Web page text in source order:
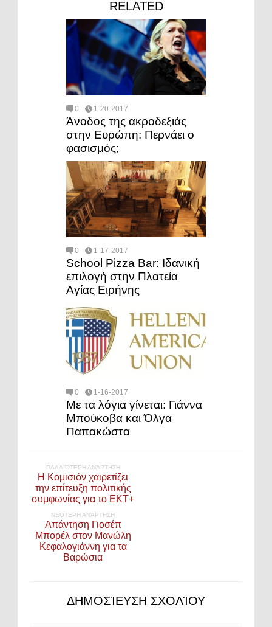
RELATED
0 1-20-2017
Άνοδος της ακροδεξιάς
στην Ευρώπη: Περνάει ο
φασισμός;
0 1-17-2017
School Pizza Bar: Ιδανική
επιλογή στην Πλατεία
Αγίας Ειρήνης
0 1-16-2017
Με τα λόγια γίνεται: Γιάννα
Μπούκοβα και Όλγα
Παπακώστα
ΠΑΛΑΙΌΤΕΡΗ ΑΝΆΡΤΗΣΗ
Η Κομισιόν χαιρετίζει
την επίτευξη πολιτικής
συμφωνίας για το ΕΚΤ+
ΝΕΌΤΕΡΗ ΑΝΆΡΤΗΣΗ
Απάντηση Γιοσέπ
Μπορέλ στον Μανώλη
Κεφαλογιάννη για τα
Βαρώσια
ΔΗΜΟΣΊΕΥΣΗ ΣΧΟΛΊΟΥ